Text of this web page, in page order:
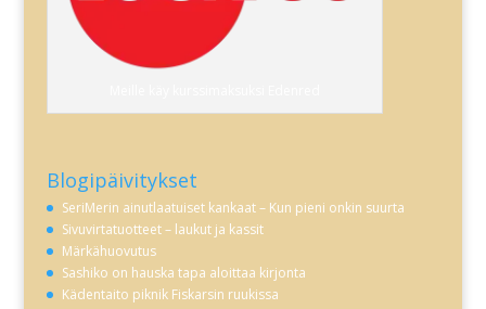
Blogipäivitykset
SeriMerin ainutlaatuiset kankaat – Kun pieni onkin suurta
Sivuvirtatuotteet – laukut ja kassit
Märkähuovutus
Sashiko on hauska tapa aloittaa kirjonta
Kädentaito piknik Fiskarsin ruukissa